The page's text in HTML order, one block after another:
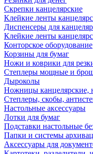
Скрепки канцелярские
Клейкие ленты
Диспенсеры для
Клейкие ленты
Конторское оборудование
Корзины для бумаг
Ножи и коврики для
Степлеры мощные и
Дыроколы
Ножницы канцелярские,
Степлеры, скобы,
Настольные аксессуары
Лотки для бумаг
Подставки настольные
Папки и системы
Аксессуары для